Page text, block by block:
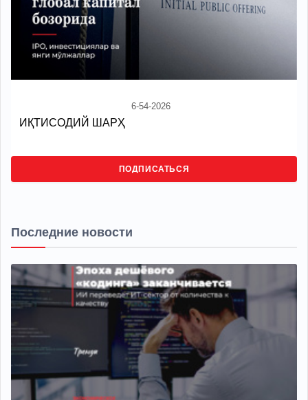
6-54-2026
ИҚТИСОДИЙ ШАРҲ
ПОДПИСАТЬСЯ
Последние новости